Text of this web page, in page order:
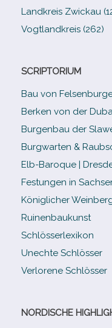
Landkreis Zwickau
Vogtlandkreis (262)
SCRIPTORIUM
Bau von
Berken von der Duba
Burgenbau der
Burgwarten &
Elb-​Baroque |
Festungen in
Königlicher
Ruinenbaukunst
Schlösserlexikon
Unechte Schlösser
Verlorene Schlösser
NORDISCHE